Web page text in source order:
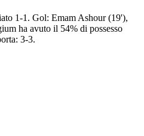
1-1. Gol: Emam Ashour (19'),
ha avuto il 54% di possesso
3-3.